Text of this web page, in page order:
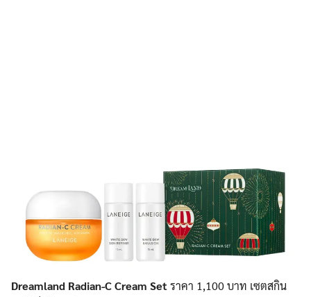
Dreamland Radian-C Cream Setราคา 1,100 บาท เซตสกิน